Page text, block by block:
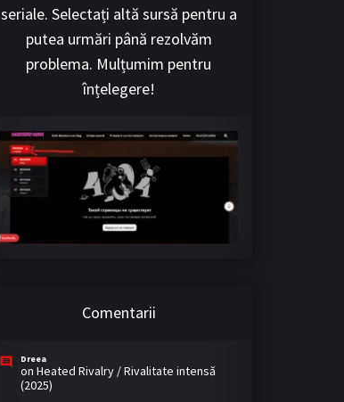
seriale. Selectați altă sursă pentru a
putea urmări până rezolvăm
problema. Mulțumim pentru
înțelegere!
Comentarii
Dreea
on Heated Rivalry / Rivalitate intensă
(2025)